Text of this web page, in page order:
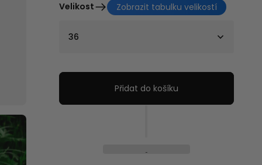
Velikost Zobrazit tabulku velikostí
36
Přidat do košíku